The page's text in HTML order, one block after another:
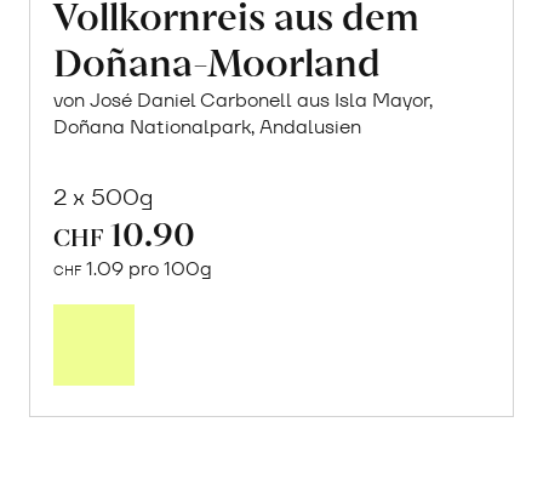
Vollkornreis aus dem
Doñana-Moorland
von José Daniel Carbonell aus Isla Mayor,
Doñana Nationalpark, Andalusien
2 x 500g
CHF 10.90
CHF 1.09 pro 100g